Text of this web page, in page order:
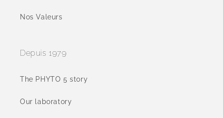
Nos Valeurs
Depuis 1979
The PHYTO 5 story
Our laboratory